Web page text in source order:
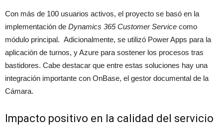
Con más de 100 usuarios activos, el proyecto se basó en la
implementación de Dynamics 365 Customer Service como
módulo principal. Adicionalmente, se utilizó Power Apps para la
aplicación de turnos, y Azure para sostener los procesos tras
bastidores. Cabe destacar que entre estas soluciones hay una
integración importante con OnBase, el gestor documental de la
Cámara.
Impacto positivo en la calidad del servicio